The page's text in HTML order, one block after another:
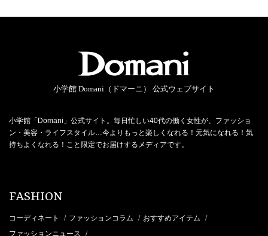
小学館 Domani（ドマーニ） 公式ウェブサイト
小学館「Domani」公式サイト。毎日忙しい40代の働く女性が、ファッショ
ン・美容・ライフスタイル…今よりもっと楽しくなれる！元気になれる！気
持ちよくなれる！こと限定でお届けするメディアです。
FASHION
コーディネート / ファッションコラム / おすすめアイテム /
ファッションニュース /